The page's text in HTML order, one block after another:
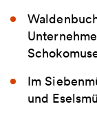
Im
und